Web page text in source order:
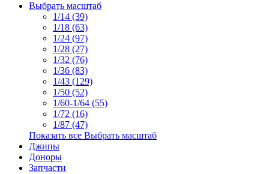
Выбрать масштаб
1/14 (39)
1/18 (63)
1/24 (97)
1/28 (27)
1/32 (76)
1/36 (83)
1/43 (129)
1/50 (52)
1/60-1/64 (55)
1/72 (16)
1/87 (47)
Показать все Выбрать масштаб
Джипы
Доноры
Запчасти